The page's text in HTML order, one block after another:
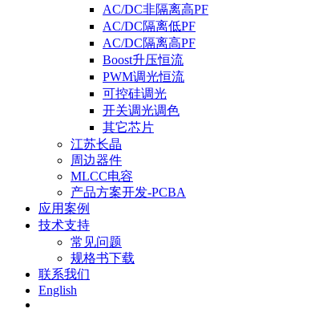
AC/DC非隔离高PF
AC/DC隔离低PF
AC/DC隔离高PF
Boost升压恒流
PWM调光恒流
可控硅调光
开关调光调色
其它芯片
江苏长晶
周边器件
MLCC电容
产品方案开发-PCBA
应用案例
技术支持
常见问题
规格书下载
联系我们
English